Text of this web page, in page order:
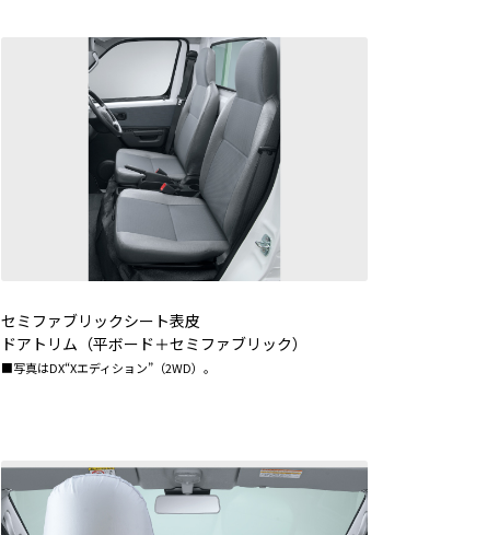
セミファブリックシート表皮
ドアトリム（平ボード＋セミファブリック）
■写真はDX“Xエディション”（2WD）。